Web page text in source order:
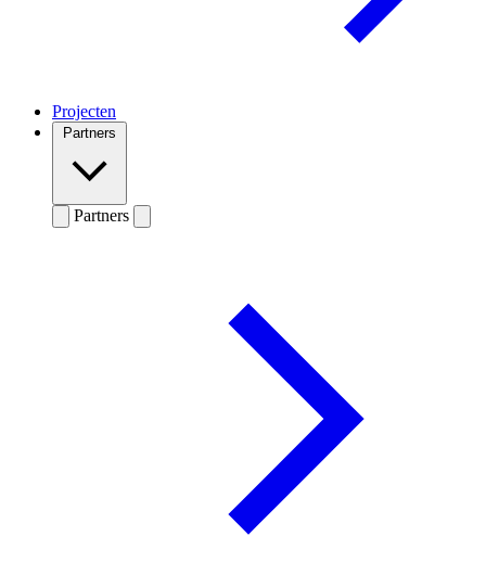
Projecten
Partners
Partners